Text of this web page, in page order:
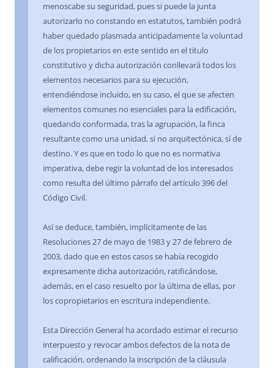
menoscabe su seguridad, pues si puede la junta
autorizarlo no constando en estatutos, también podrá
haber quedado plasmada anticipadamente la voluntad
de los propietarios en este sentido en el título
constitutivo y dicha autorización conllevará todos los
elementos necesarios para su ejecución,
entendiéndose incluido, en su caso, el que se afecten
elementos comunes no esenciales para la edificación,
quedando conformada, tras la agrupación, la finca
resultante como una unidad, si no arquitectónica, sí de
destino. Y es que en todo lo que no es normativa
imperativa, debe regir la voluntad de los interesados
como resulta del último párrafo del artículo 396 del
Código Civil.
Así se deduce, también, implícitamente de las
Resoluciones 27 de mayo de 1983 y 27 de febrero de
2003, dado que en estos casos se había recogido
expresamente dicha autorización, ratificándose,
además, en el caso resuelto por la última de ellas, por
los copropietarios en escritura independiente.
Esta Dirección General ha acordado estimar el recurso
interpuesto y revocar ambos defectos de la nota de
calificación, ordenando la inscripción de la cláusula